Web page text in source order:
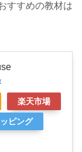
すすめの教材は
楽天市場
ピング